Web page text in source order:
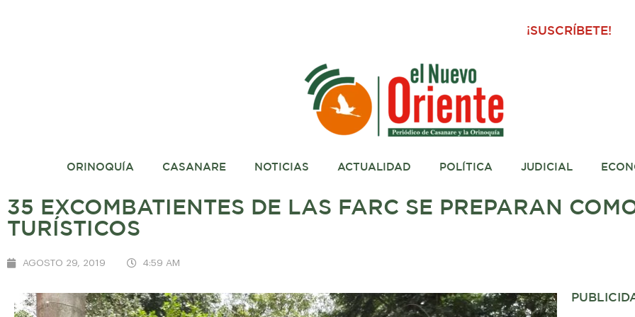
¡SUSCRÍBETE!
ORINOQUÍA CASANARE NOTICIAS ACTUALIDAD POLÍTICA JUDICIAL
35 EXCOMBATIENTES DE LAS FARC SE PREPARAN
TURÍSTICOS
AGOSTO 29, 2019 4:59 AM